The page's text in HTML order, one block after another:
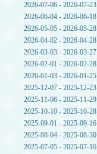
2026-07-06 - 2026-07-23
2026-06-04 - 2026-06-18
2026-05-05 - 2026-05-28
2026-04-02 - 2026-04-28
2026-03-03 - 2026-03-27
2026-02-01 - 2026-02-28
2026-01-03 - 2026-01-25
2025-12-07 - 2025-12-23
2025-11-06 - 2025-11-29
2025-10-10 - 2025-10-28
2025-09-01 - 2025-09-16
2025-08-04 - 2025-08-30
2025-07-05 - 2025-07-16